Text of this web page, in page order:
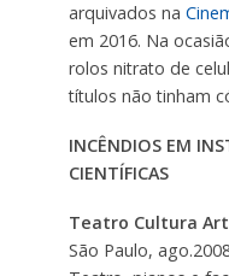
arquivados na
em 2016. Na
rolos nitrato de
títulos não tinham
INCÊNDIOS EM
CIENTÍFICAS
Teatro Cultura
São Paulo,